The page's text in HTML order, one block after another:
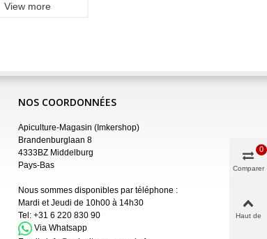
View more
NOS COORDONNÉES
Apiculture-Magasin (Imkershop)
Brandenburglaan 8
4333BZ Middelburg
Pays-Bas
Nous sommes disponibles par téléphone :
Mardi et Jeudi de 10h00 à 14h30
Tel: +31 6 220 830 90
Via Whatsapp
Comparer
0
Haut de